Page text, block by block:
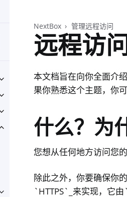
Toggle navigation of Nitrokeys
Toggle navigation of NitroPad, NitroPC
Toggle navigation of NitroPhone,
Toggle navigation of NextBox
Toggle navigation of 桌面和手机同步化
NextBox 管理远程访问
远程访
本文档旨在向你全面介
果你熟悉这个主题，你
什么？为
您想从任何地方访问您
除此之外，你要确保你
`HTTPS`_来实现，它由